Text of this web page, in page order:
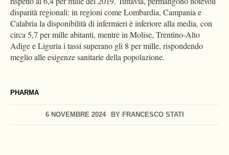
PHARMA
6 NOVEMBRE 2024 BY FRANCESCO STATI
disparità regionali: in regioni come Lombardia, Campania e
Calabria la disponibilità di infermieri è inferiore alla media, con
circa 5,7 per mille abitanti, mentre in Molise, Trentino-Alto
Adige e Liguria i tassi superano gli 8 per mille, rispondendo
meglio alle esigenze sanitarie della popolazione.